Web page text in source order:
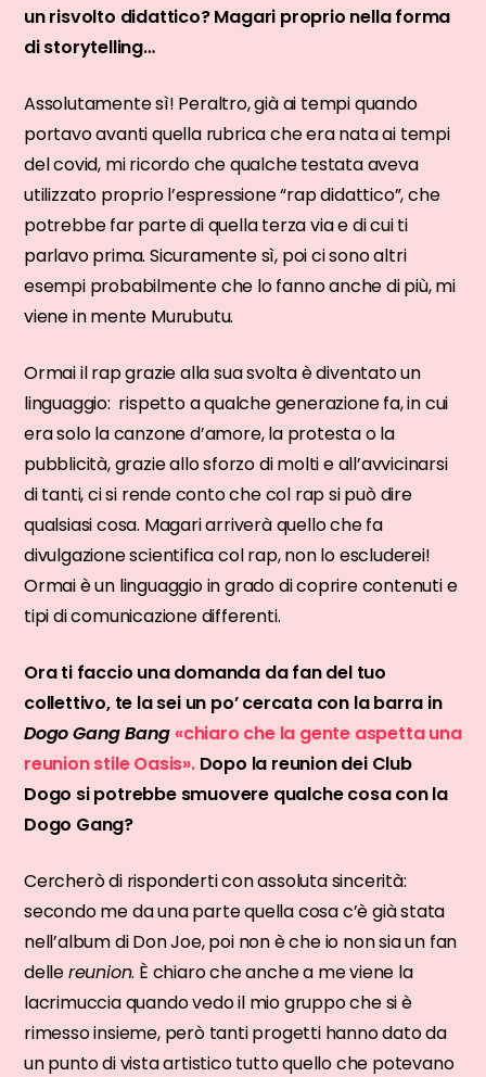
un risvolto didattico? Magari proprio nella forma
di storytelling…
Assolutamente sì! Peraltro, già ai tempi quando
portavo avanti quella rubrica che era nata ai tempi
del covid, mi ricordo che qualche testata aveva
utilizzato proprio l’espressione “rap didattico”, che
potrebbe far parte di quella terza via e di cui ti
parlavo prima. Sicuramente sì, poi ci sono altri
esempi probabilmente che lo fanno anche di più, mi
viene in mente Murubutu.
Ormai il rap grazie alla sua svolta è diventato un
linguaggio: rispetto a qualche generazione fa, in cui
era solo la canzone d’amore, la protesta o la
pubblicità, grazie allo sforzo di molti e all’avvicinarsi
di tanti, ci si rende conto che col rap si può dire
qualsiasi cosa. Magari arriverà quello che fa
divulgazione scientifica col rap, non lo escluderei!
Ormai è un linguaggio in grado di coprire contenuti e
tipi di comunicazione differenti.
Ora ti faccio una domanda da fan del tuo
collettivo, te la sei un po’ cercata con la barra in
Dogo Gang Bang «chiaro che la gente aspetta una
reunion stile Oasis».Dopo la reunion dei Club
Dogo si potrebbe smuovere qualche cosa con la
Dogo Gang?
Cercherò di risponderti con assoluta sincerità:
secondo me da una parte quella cosa c’è già stata
nell’album di Don Joe, poi non è che io non sia un fan
dellereunion. È chiaro che anche a me viene la
lacrimuccia quando vedo il mio gruppo che si è
rimesso insieme, però tanti progetti hanno dato da
un punto di vista artistico tutto quello che potevano